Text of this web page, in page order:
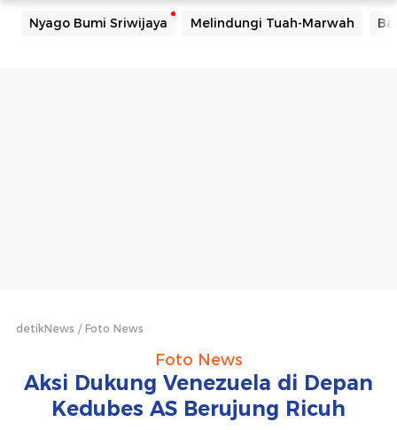
Nyago Bumi Sriwijaya Melindungi Tuah-Marwah
detikNews Foto News
Foto News
Aksi Dukung Venezuela di Depan
Kedubes AS Berujung Ricuh